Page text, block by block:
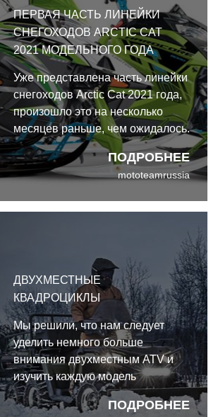
ПЕРВАЯ ЧАСТЬ ЛИНЕЙКИ
СНЕГОХОДОВ ARCTIC CAT
2021 МОДЕЛЬНОГО ГОДА
ПОДРОБНЕЕ
Уже представлена часть линейки
снегоходов Arctic Cat 2021 года,
произошло это на несколько
месяцев раньше, чем ожидалось.
Полная линейка
снегоходов Arctic Cat 2021
года будет представлена ​​в
раньше, чем у других
mototeamrussia
ДВУХМЕСТНЫЕ
КВАДРОЦИКЛЫ
ПОДРОБНЕЕ
Мы решили, что нам следует
уделить немного больше
внимания двухместным ATV и
изучить каждую модель
квадроциклов с двухместным
сиденьем, доступную в